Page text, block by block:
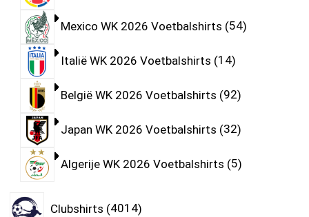
Mexico WK 2026 Voetbalshirts 54
Italië WK 2026 Voetbalshirts 14
België WK 2026 Voetbalshirts 92
Japan WK 2026 Voetbalshirts 32
Algerije WK 2026 Voetbalshirts 5
Clubshirts 4014